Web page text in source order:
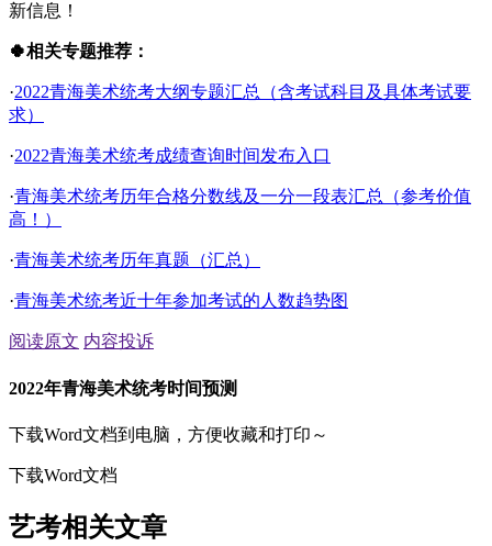
新信息！
🍀相关专题推荐：
·2022青海美术统考大纲专题汇总（含考试科目及具体考试要
求）
·2022青海美术统考成绩查询时间发布入口
·青海美术统考历年合格分数线及一分一段表汇总（参考价值
高！）
·青海美术统考历年真题（汇总）
·青海美术统考近十年参加考试的人数趋势图
阅读原文 内容投诉
2022年青海美术统考时间预测
下载Word文档到电脑，方便收藏和打印～
下载Word文档
艺考相关文章